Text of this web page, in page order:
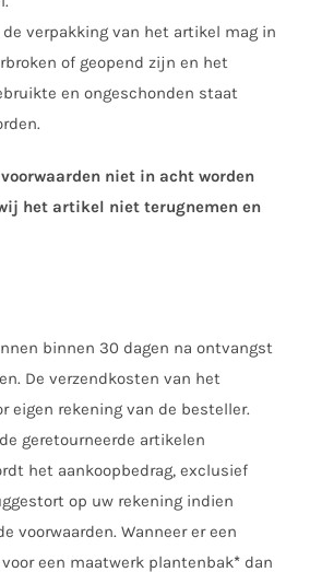
de verpakking van het artikel mag in
of geopend zijn en het
en ongeschonden staat
niet in acht worden
het artikel niet terugnemen en
binnen 30 dagen na ontvangst
De verzendkosten van het
eigen rekening van de besteller.
geretourneerde artikelen
het aankoopbedrag, exclusief
op uw rekening indien
voorwaarden. Wanneer er een
een maatwerk plantenbak* dan